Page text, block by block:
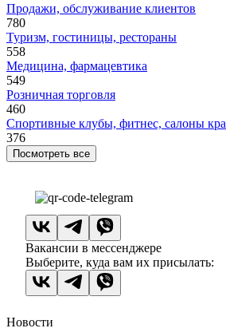
Продажи, обслуживание клиентов
780
Туризм, гостиницы, рестораны
558
Медицина, фармацевтика
549
Розничная торговля
460
Спортивные клубы, фитнес, салоны
376
Посмотреть все
Вакансии в мессенджере
Выберите, куда вам их присылать:
Новости